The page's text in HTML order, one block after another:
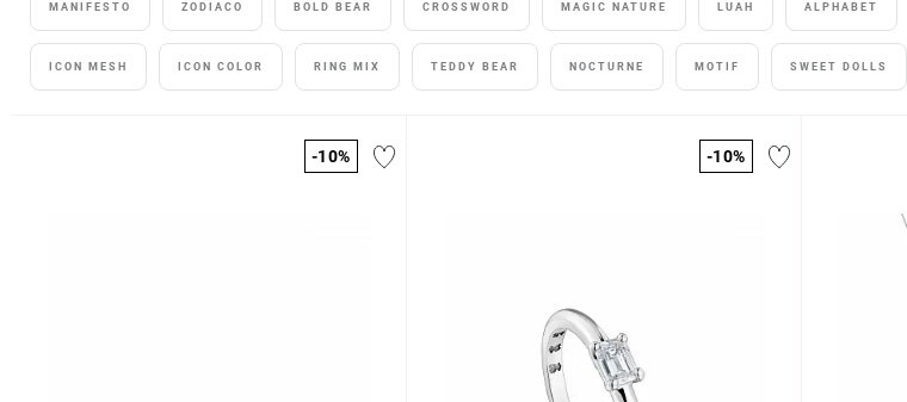
MANIFESTO ZODIACO BOLD BEAR CROSSWORD MAGIC NATURE LUAH ALPHABET
ICON MESH ICON COLOR RING MIX TEDDY BEAR NOCTURNE MOTIF SWEET DOLLS
-10% -10%